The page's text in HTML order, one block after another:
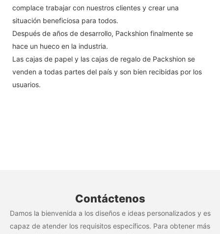
complace trabajar con nuestros clientes y crear una
situación beneficiosa para todos.
Después de años de desarrollo, Packshion finalmente se
hace un hueco en la industria.
Las cajas de papel y las cajas de regalo de Packshion se
venden a todas partes del país y son bien recibidas por los
usuarios.
Contáctenos
Damos la bienvenida a los diseños e ideas personalizados y es
capaz de atender los requisitos específicos. Para obtener más